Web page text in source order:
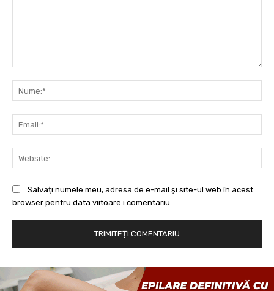
Salvați numele meu, adresa de e-mail și site-ul web în acest
browser pentru data viitoare i comentariu.